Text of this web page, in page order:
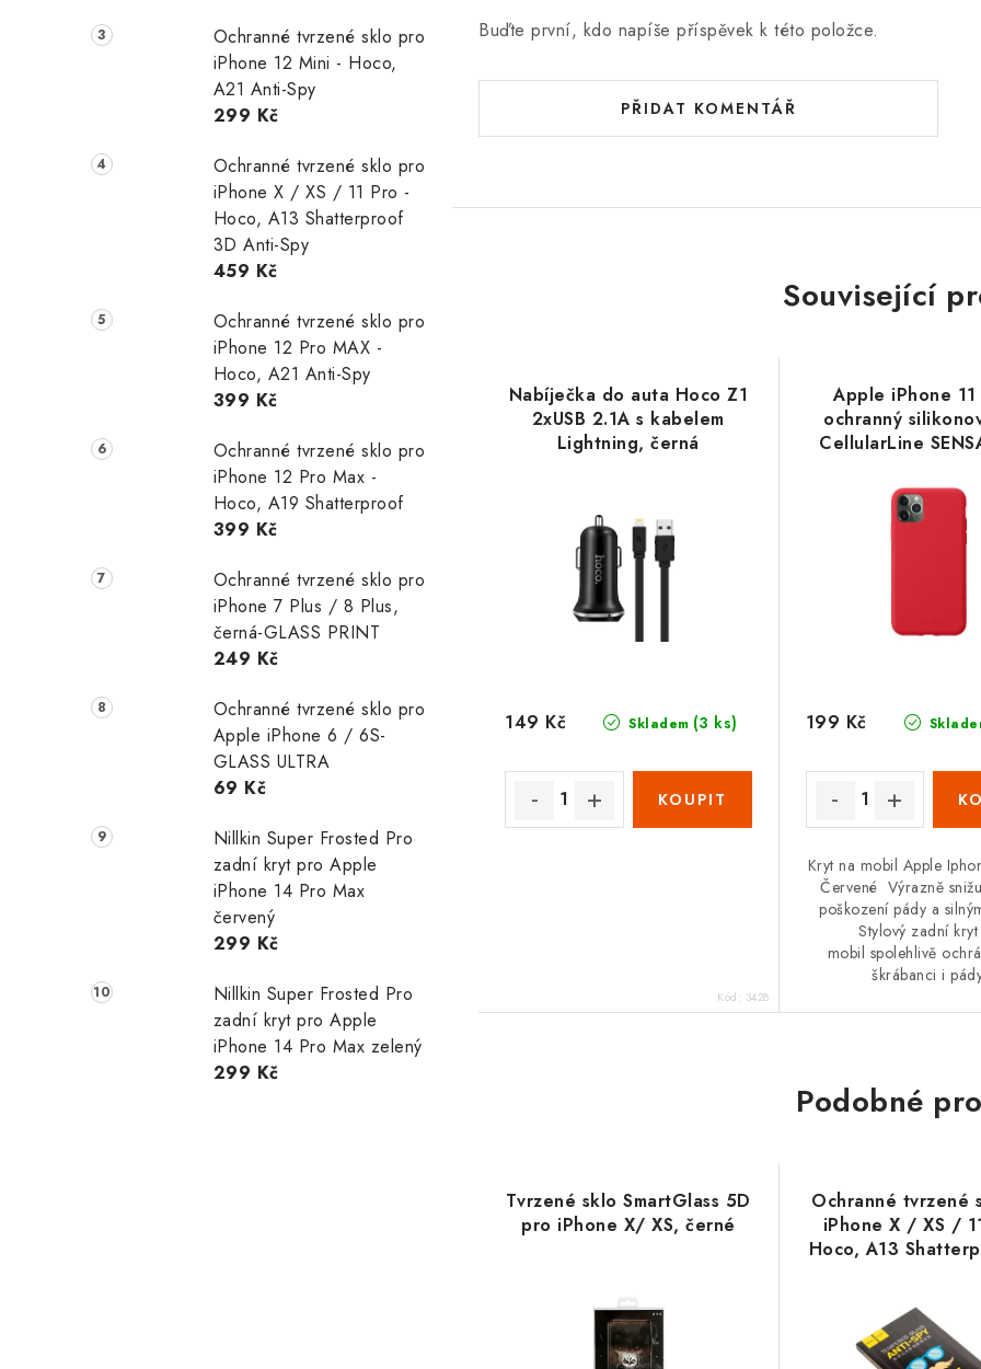
Ochranné tvrzené sklo pro
iPhone 12 Mini - Hoco,
A21 Anti-Spy
299 Kč
Ochranné tvrzené sklo pro
iPhone X / XS / 11 Pro -
Hoco, A13 Shatterproof
3D Anti-Spy
459 Kč
Ochranné tvrzené sklo pro
iPhone 12 Pro MAX -
Hoco, A21 Anti-Spy
399 Kč
Ochranné tvrzené sklo pro
iPhone 12 Pro Max -
Hoco, A19 Shatterproof
399 Kč
Ochranné tvrzené sklo pro
iPhone 7 Plus / 8 Plus,
černá-GLASS PRINT
249 Kč
Ochranné tvrzené sklo pro
Apple iPhone 6 / 6S-
GLASS ULTRA
69 Kč
Nillkin Super Frosted Pro
zadní kryt pro Apple
iPhone 14 Pro Max
červený
299 Kč
Nillkin Super Frosted Pro
zadní kryt pro Apple
iPhone 14 Pro Max zelený
299 Kč
Buďte první, kdo napíše příspěvek k této položce.
PŘIDAT KOMENTÁŘ
Související
Nabíječka do auta Hoco Z1
2xUSB 2.1A s kabelem
Lightning, černá
Skladem (3 ks)
149 Kč
Kód: 3428
Apple iPhone
ochranný
CellularLine
199 Kč
Kryt na mobil Apple
Červené Výrazně
poškození pády a
Stylový zadní kryt
mobil spolehlivě
škrábanci i
Podobné
Tvrzené sklo SmartGlass 5D
pro iPhone X/ XS, černé
Ochranné tvrzené
iPhone X / XS /
Hoco, A13